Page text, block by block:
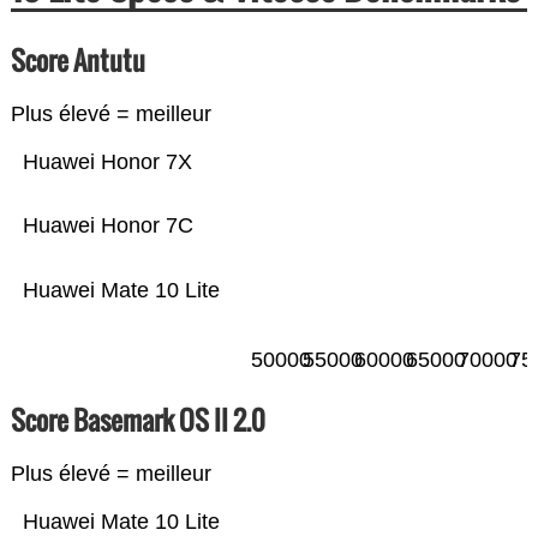
Score Antutu
Plus élevé = meilleur
Huawei Mate 10 Lite
Huawei Honor 7C
Huawei Honor 7X
5000055000600006500070000
Score Basemark OS II 2.0
Plus élevé = meilleur
Huawei Mate 10 Lite